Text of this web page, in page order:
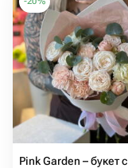
Pink Garden – букет с